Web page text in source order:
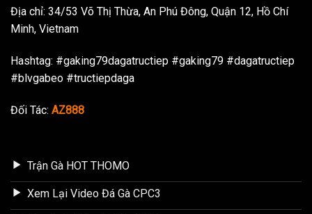
Địa chỉ: 34/53 Võ Thị Thừa, An Phú Đông, Quận 12, Hồ Chí
Minh, Vietnam
Hashtag: #gaking79dagatructiep #gaking79 #dagatructiep
#blvgabeo #tructiepdaga
Đối Tác: AZ888
Trận Gà HOT THOMO
Xem Lại Video Đá Gà CPC3